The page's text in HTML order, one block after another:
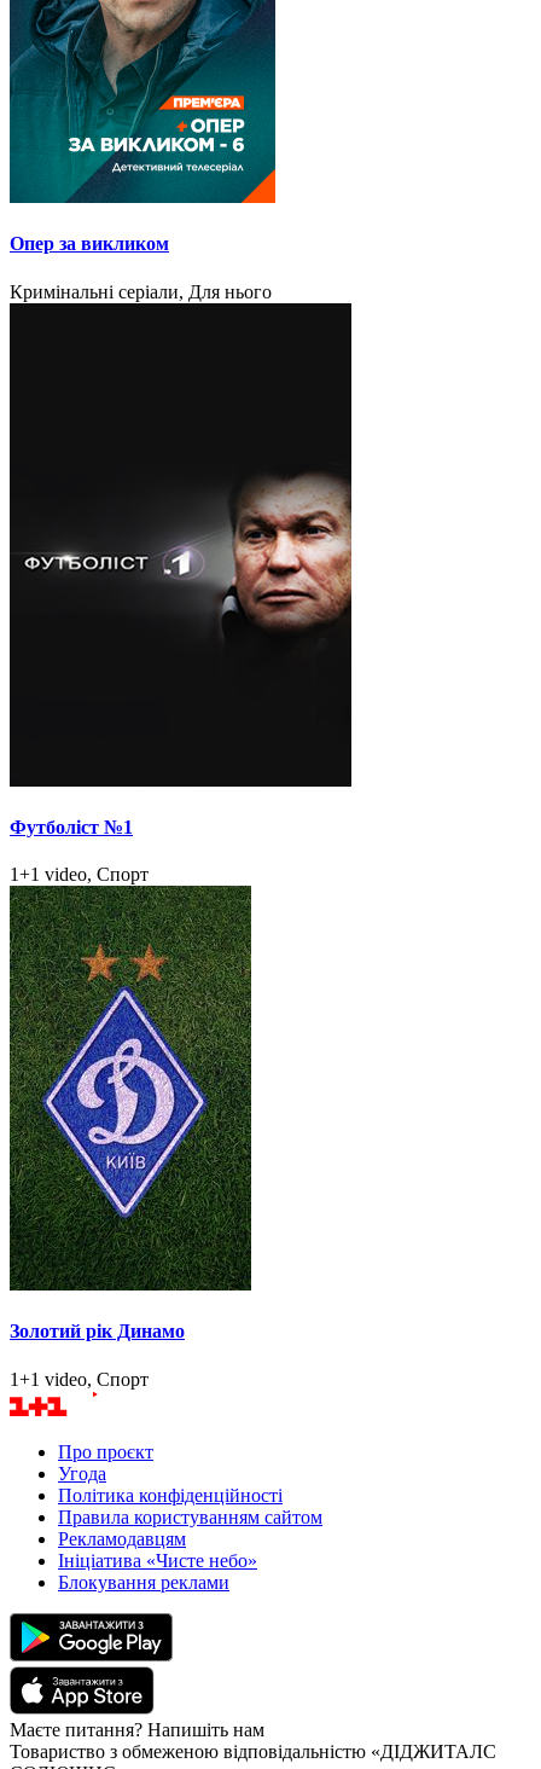
Опер за викликом
Кримінальні серіали, Для нього
Футболіст №1
1+1 video, Спорт
Золотий рік Динамо
1+1 video, Спорт
Про проєкт
Угода
Політика конфіденційності
Правила користуванням сайтом
Рекламодавцям
Ініціатива «Чисте небо»
Блокування реклами
Маєте питання? Напишіть нам
Товариство з обмеженою відповідальністю «ДІДЖИТАЛС